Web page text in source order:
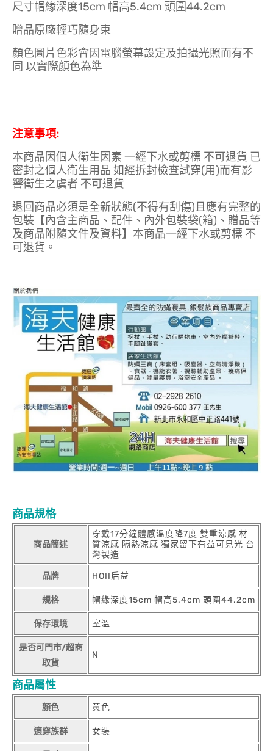
尺寸帽緣深度15cm 帽高5.4cm 頭圍44.2cm
贈品原廠輕巧隨身束
顏色圖片色彩會因電腦螢幕設定及拍攝光照而有不
同 以實際顏色為準
注意事項:
本商品因個人衛生因素 一經下水或剪標 不可退貨 已
密封之個人衛生用品 如經拆封檢查試穿(用)而有影
響衛生之虞者 不可退貨
退回商品必須是全新狀態(不得有刮傷)且應有完整的
包裝【內含主商品、配件、內外包裝袋(箱)、贈品等
及商品附隨文件及資料】本商品一經下水或剪標 不
可退貨。
商品規格
商品簡述
穿戴17分鐘體感溫度降7度 雙重涼感 材
質涼感 隔熱涼感 獨家留下有益可見光 台
灣製造
品牌 HOII后益
規格 帽緣深度15cm 帽高5.4cm 頭圍44.2cm
保存環境 室溫
是否可門市/超商
取貨
N
商品屬性
顏色 黃色
適穿族群 女裝